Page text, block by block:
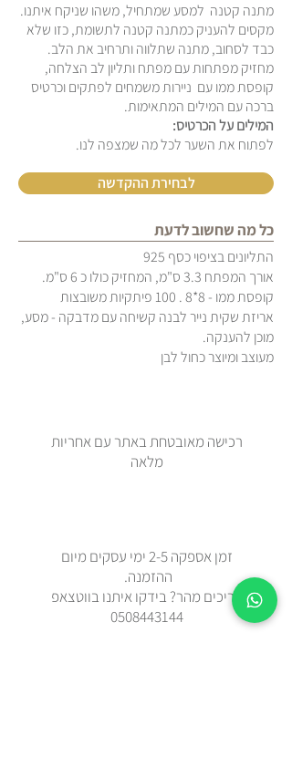
מתנה קטנה למסע שמתחיל, משהו שניקח איתנו.
מקסים להעניק כמתנה קטנה לתשומת, כזו שלא
כבד לסחוב, מתנה שתלווה ותרחיב את הלב.
מחזיק מפתחות עם מפתח ותליון לב הצלחה,
קופסת ממו עם ניירות משמחים לפתקים וכרטיס
ברכה עם המילים המתאימות.
המילים על הכרטיס:
לפתוח את השער לכל מה שמצפה לנו.
לבחירת ההקדשה
כל מה שחשוב לדעת
התליונים בציפוי כסף 925
אורך המפתח 3.3 ס"מ, המחזיק כולו כ 6 ס"מ.
קופסת ממו - 8*8 . 100 פיתקיות משובצות
אריזת שקית נייר לבנה קשיחה עם מדבקה - מסע,
מוכן להענקה.
מעוצב ומיוצר כחול לבן
רכישה מאובטחת באתר עם אחריות
מלאה
זמן אספקה 2-5 ימי עסקים מיום
ההזמנה.
צריכים מהר? בידקו איתנו בווטצאפ
0508443144